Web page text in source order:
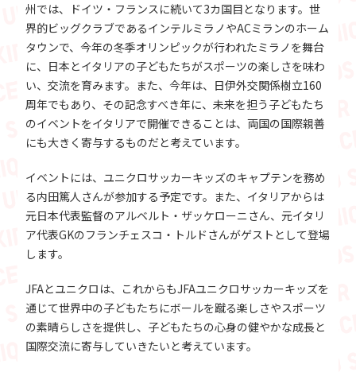
州では、ドイツ・フランスに続いて3カ国目となります。世
界的ビッグクラブであるインテルミラノやACミランのホーム
タウンで、今年の冬季オリンピックが行われたミラノを舞台
に、日本とイタリアの子どもたちがスポーツの楽しさを味わ
い、交流を育みます。また、今年は、日伊外交関係樹立160
周年でもあり、その記念すべき年に、未来を担う子どもたち
のイベントをイタリアで開催できることは、両国の国際親善
にも大きく寄与するものだと考えています。
イベントには、ユニクロサッカーキッズのキャプテンを務め
る内田篤人さんが参加する予定です。また、イタリアからは
元日本代表監督のアルベルト・ザッケローニさん、元イタリ
ア代表GKのフランチェスコ・トルドさんがゲストとして登場
します。
JFAとユニクロは、これからもJFAユニクロサッカーキッズを
通じて世界中の子どもたちにボールを蹴る楽しさやスポーツ
の素晴らしさを提供し、子どもたちの心身の健やかな成長と
国際交流に寄与していきたいと考えています。